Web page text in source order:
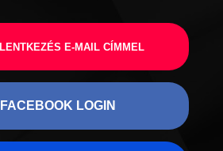
E-MAIL CÍMMEL
FACEBOOK LOGIN